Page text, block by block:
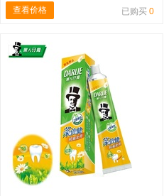
查看价格
已购买 0